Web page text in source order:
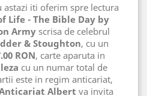
iti oferim spre lectura
Life - The Bible Day by
Army scrisa de celebrul
& Stoughton, cu un
RON, carte aparuta in
cu un numar total de
este in regim anticariat,
Albert va invita